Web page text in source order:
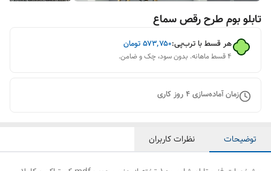
تابلو بوم طرح رقص سماع
هر قسط با ترب‌پی:۵۷۳٬۷۵۰تومان
۴ قسط ماهانه. بدون سود، چک و ضامن.
زمان آماده‌سازی4روز کاری
توضیحات نظرات کاربران